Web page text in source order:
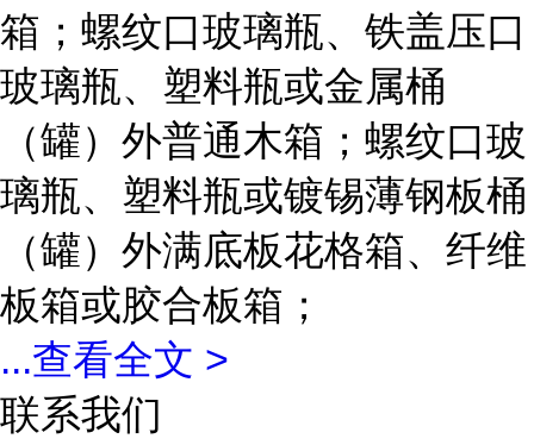
箱；螺纹口玻璃瓶、铁盖压口
玻璃瓶、塑料瓶或金属桶
（罐）外普通木箱；螺纹口玻
璃瓶、塑料瓶或镀锡薄钢板桶
（罐）外满底板花格箱、纤维
板箱或胶合板箱；
...查看全文 >
联系我们